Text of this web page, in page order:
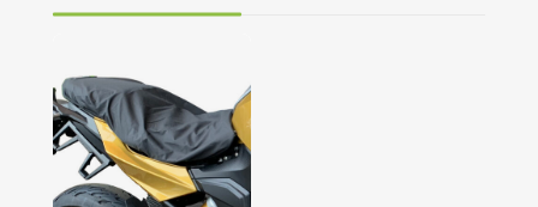
savoir
plus
sur
Housse
de